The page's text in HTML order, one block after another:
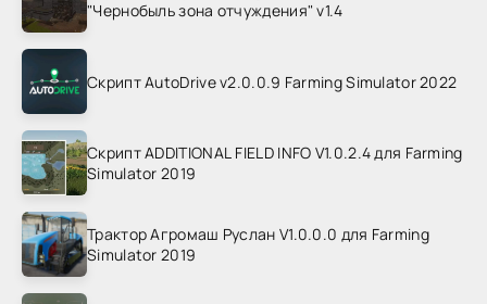
"Чернобыль зона отчуждения" v1.4
Скрипт AutoDrive v2.0.0.9 Farming Simulator 2022
Скрипт ADDITIONAL FIELD INFO V1.0.2.4 для Farming
Simulator 2019
Трактор Агромаш Руслан V1.0.0.0 для Farming
Simulator 2019